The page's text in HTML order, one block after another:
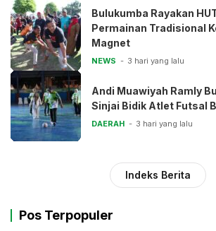
Bulukumba Rayakan
Permainan Tradisional
Magnet
NEWS 3 hari yang lalu
Andi Muawiyah Ramly
Sinjai Bidik Atlet Futsal
DAERAH 3 hari yang lalu
Indeks Berita
Pos Terpopuler